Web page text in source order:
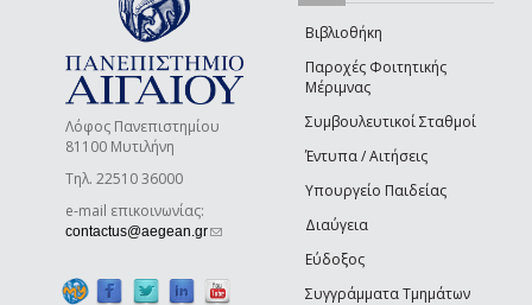
Λόφος Πανεπιστημίου
81100 Μυτιλήνη
Τηλ. 22510 36000
e-mail επικοινωνίας:
contactus@aegean.gr(link sends e-mail)
Βιβλιοθήκη
Παροχές Φοιτητικής
Μέριμνας
Συμβουλευτικοί Σταθμοί
Έντυπα / Αιτήσεις
Υπουργείο Παιδείας
Διαύγεια
Εύδοξος
Συγγράμματα Τμημάτων